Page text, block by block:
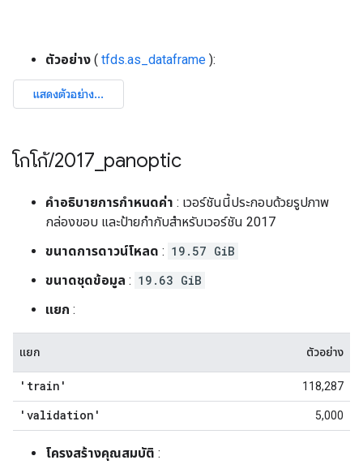
ตัวอย่าง ( tfds.as_dataframe ):
โกโก้/2017 panoptic
คำอธิบายการกำหนดค่า : เวอร์ชันนี้ประกอบด้วยรูปภาพ
กล่องขอบ และป้ายกำกับสำหรับเวอร์ชัน 2017
ขนาดการดาวน์โหลด : 19.57 GiB
ขนาดชุดข้อมูล : 19.63 GiB
แยก :
แยก ตัวอย่าง
'train' 118,287
'validation' 5,000
โครงสร้างคุณสมบัติ :